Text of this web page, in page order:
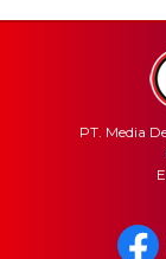
PT. Media